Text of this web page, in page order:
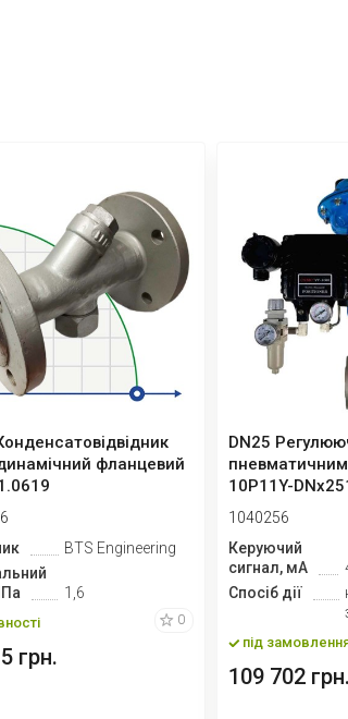
фланцевий
BTS Engineering
1,6
0
грн.
DN25
10Р11Y-
(корпу...
1040256
Керуючий
сигнал, мА
Спосіб дії
під
109 702 грн.